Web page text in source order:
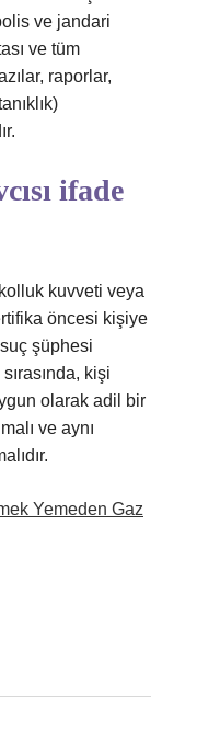
ve jandari
ve tüm
raporlar,
ifade
kuvveti veya
öncesi kişiye
şüphesi
kişi
olarak adil bir
ve aynı
Yemeden Gaz